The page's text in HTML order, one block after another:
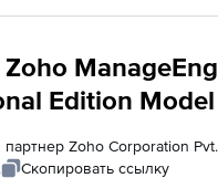
Edition
Zoho Corporation
Скопировать ссылку